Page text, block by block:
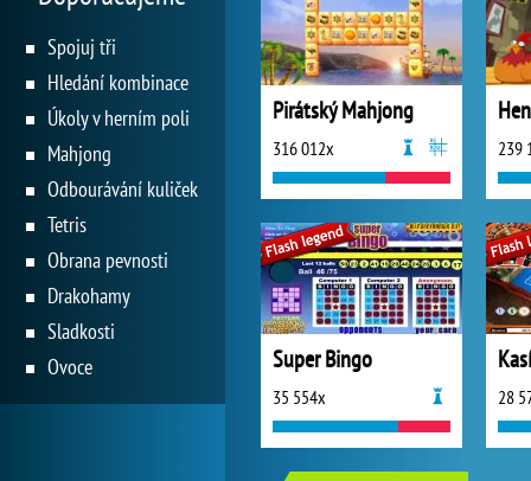
Pirátský Mahjong
316 012x 239
Super Bingo
35 554x 28
Spojuj tři
Hledání kombinace
Úkoly v herním poli
Mahjong
Odbourávání kuliček
Tetris
Obrana pevnosti
Drakohamy
Sladkosti
Ovoce